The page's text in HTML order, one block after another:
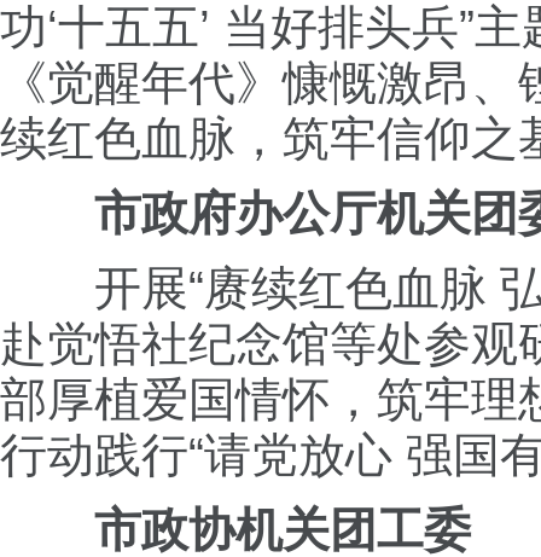
功‘十五五’ 当好排头兵”
《觉醒年代》慷慨激昂
续红色血脉，筑牢信仰之
市政府办公厅机关团
开展“赓续红色血脉 弘
赴觉悟社纪念馆等处参
部厚植爱国情怀，筑牢理
行动践行“请党放心 强国
市政协机关团工委